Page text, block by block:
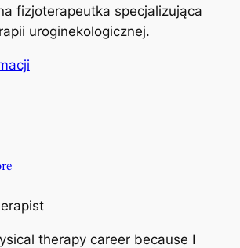
fizjoterapeutka specjalizująca
uroginekologicznej.
therapy career because I